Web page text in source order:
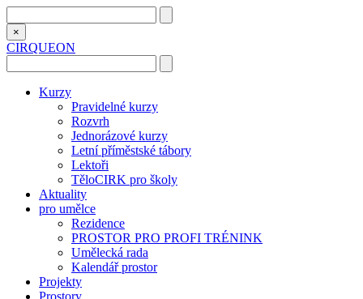
×
CIRQUEON
Kurzy
Pravidelné kurzy
Rozvrh
Jednorázové kurzy
Letní příměstské tábory
Lektoři
TěloCIRK pro školy
Aktuality
pro umělce
Rezidence
PROSTOR PRO PROFI TRÉNINK
Umělecká rada
Kalendář prostor
Projekty
Prostory